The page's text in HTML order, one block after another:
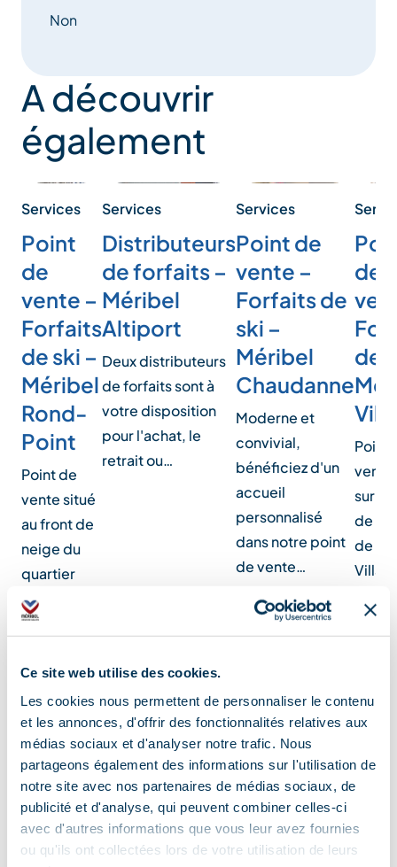
Ce site web utilise des cookies.
Les cookies nous permettent de personnaliser le contenu
et les annonces, d'offrir des fonctionnalités relatives aux
médias sociaux et d'analyser notre trafic. Nous
partageons également des informations sur l'utilisation de
notre site avec nos partenaires de médias sociaux, de
publicité et d'analyse, qui peuvent combiner celles-ci
avec d'autres informations que vous leur avez fournies
ou qu'ils ont collectées lors de votre utilisation de leurs
Non
A découvrir
également
Services
Point
de
vente –
Forfaits
de ski –
Méribel
Rond-
Point
Point de
vente situé
au front de
neige du
quartier
Méribel
Rond-
derrière
l'ES…
Services
Distributeurs
de forfaits –
Méribel
Altiport
Deux distributeurs
de forfaits sont à
votre disposition
pour l'achat, le
retrait ou…
Services
Point de
vente –
Forfaits de
ski –
Méribel
Chaudanne
Moderne et
convivial,
bénéficiez d'un
accueil
personnalisé
dans notre point
de vente…
de
de
Point
vente
sur le
de
de
Localisation